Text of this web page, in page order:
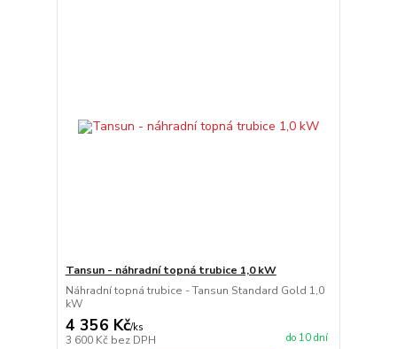
Tansun - náhradní topná trubice 1,0 kW
Náhradní topná trubice - Tansun Standard Gold 1,0
kW
4 356 Kč/ks
3 600 Kč bez DPH do 10 dní